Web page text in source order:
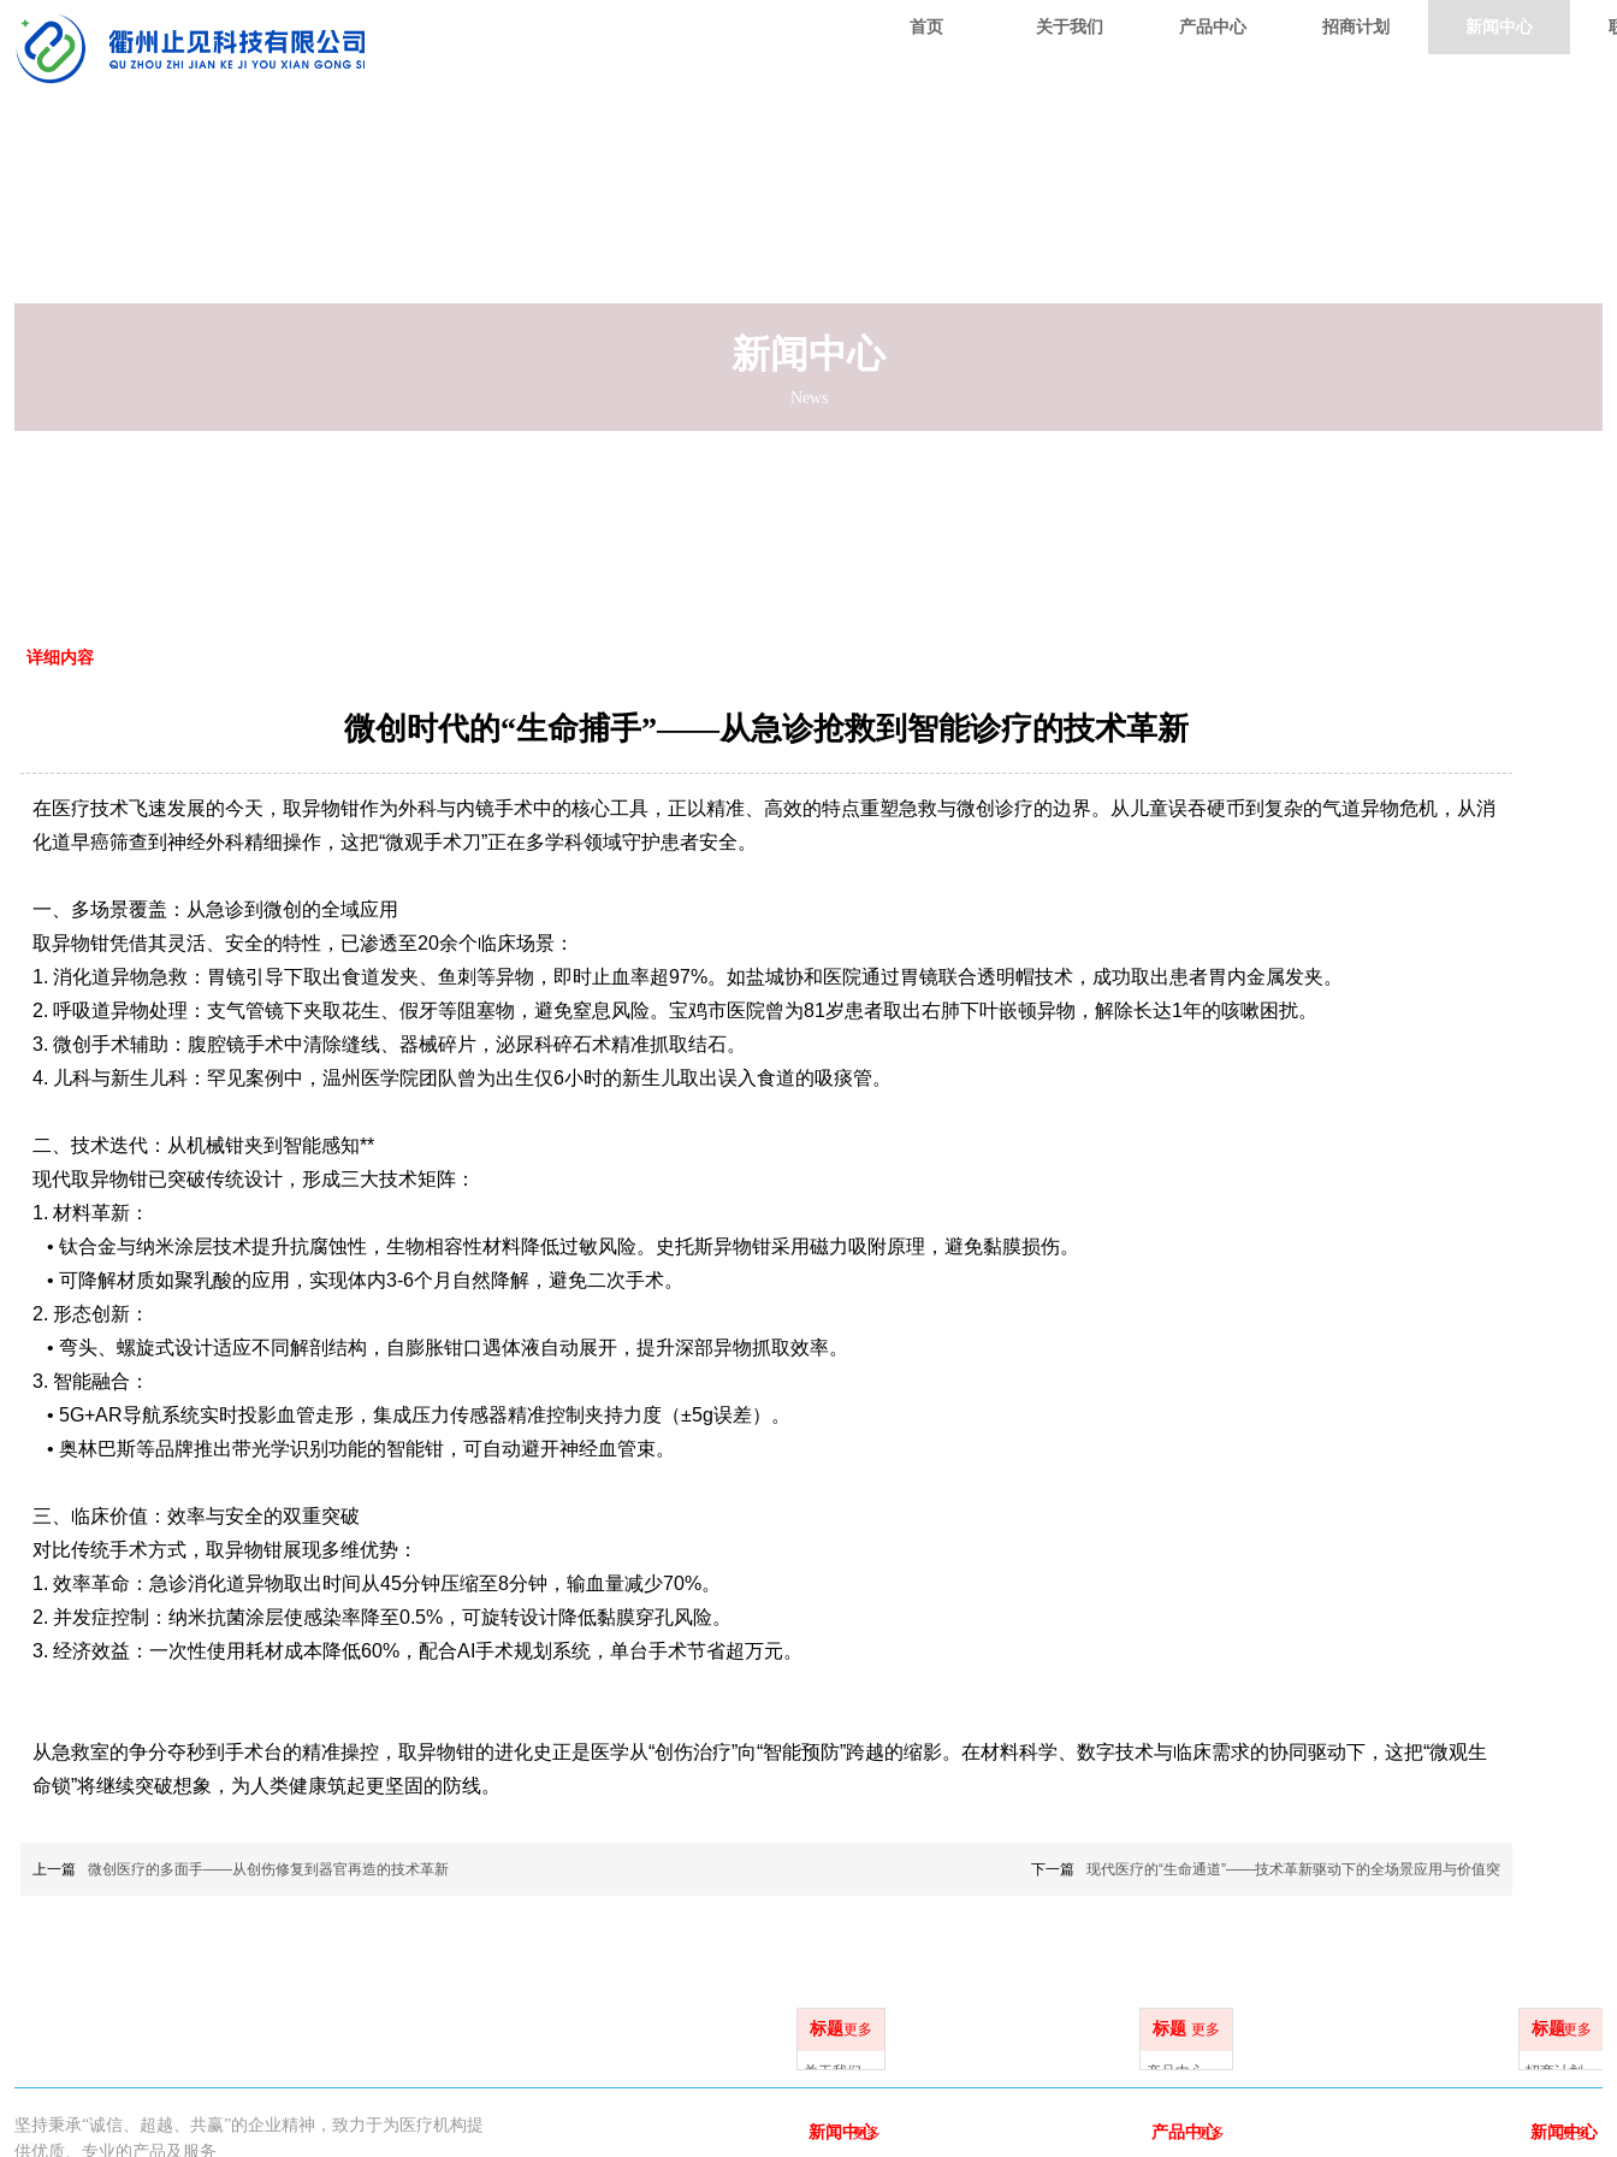
首页 关于我们 产品中心 招商计划 新闻中心
新闻中心
News
详细内容
微创时代的“生命捕手”——从急诊抢救到智能诊疗的技术革新
在医疗技术飞速发展的今天，取异物钳作为外科与内镜手术中的核心工具，正以精准、高效的特点重塑急救与微创诊疗的边界。从儿童误吞硬币到复杂的气道异物危机，从消
化道早癌筛查到神经外科精细操作，这把“微观手术刀”正在多学科领域守护患者安全。
一、多场景覆盖：从急诊到微创的全域应用
取异物钳凭借其灵活、安全的特性，已渗透至20余个临床场景：
1. 消化道异物急救：胃镜引导下取出食道发夹、鱼刺等异物，即时止血率超97%。如盐城协和医院通过胃镜联合透明帽技术，成功取出患者胃内金属发夹。
2. 呼吸道异物处理：支气管镜下夹取花生、假牙等阻塞物，避免窒息风险。宝鸡市医院曾为81岁患者取出右肺下叶嵌顿异物，解除长达1年的咳嗽困扰。
3. 微创手术辅助：腹腔镜手术中清除缝线、器械碎片，泌尿科碎石术精准抓取结石。
4. 儿科与新生儿科：罕见案例中，温州医学院团队曾为出生仅6小时的新生儿取出误入食道的吸痰管。
二、技术迭代：从机械钳夹到智能感知**
现代取异物钳已突破传统设计，形成三大技术矩阵：
1. 材料革新：
• 钛合金与纳米涂层技术提升抗腐蚀性，生物相容性材料降低过敏风险。史托斯异物钳采用磁力吸附原理，避免黏膜损伤。
• 可降解材质如聚乳酸的应用，实现体内3-6个月自然降解，避免二次手术。
2. 形态创新：
• 弯头、螺旋式设计适应不同解剖结构，自膨胀钳口遇体液自动展开，提升深部异物抓取效率。
3. 智能融合：
• 5G+AR导航系统实时投影血管走形，集成压力传感器精准控制夹持力度（±5g误差）。
• 奥林巴斯等品牌推出带光学识别功能的智能钳，可自动避开神经血管束。
三、临床价值：效率与安全的双重突破
对比传统手术方式，取异物钳展现多维优势：
1. 效率革命：急诊消化道异物取出时间从45分钟压缩至8分钟，输血量减少70%。
2. 并发症控制：纳米抗菌涂层使感染率降至0.5%，可旋转设计降低黏膜穿孔风险。
3. 经济效益：一次性使用耗材成本降低60%，配合AI手术规划系统，单台手术节省超万元。
从急救室的争分夺秒到手术台的精准操控，取异物钳的进化史正是医学从“创伤治疗”向“智能预防”跨越的缩影。在材料科学、数字技术与临床需求的协同驱动下，这把“微观生
命锁”将继续突破想象，为人类健康筑起更坚固的防线。
上一篇 微创医疗的多面手——从创伤修复到器官再造的技术革新 下一篇 现代医疗的“生命通道”——技术革新驱动下的全场景应用与价值突
标题 更多
产品中心
新闻中心
更多 产品中心
更多 新闻中心
更多
标题更多
关于我们
标题更多
招商计划
坚持秉承“诚信、超越、共赢”的企业精神，致力于为医疗机构提
供优质、专业的产品及服务